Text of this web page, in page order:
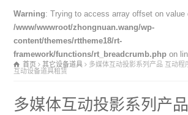
Warning: Trying to access array offset on value
/www/wwwroot/zhongnuan.wang/wp-
content/themes/rttheme18/rt-
framework/functions/rt_breadcrumb.php on
首页 其它设备道具
多媒体互动投影系列产品 互动程
互动设备道具租赁
多媒体互动投影系列产